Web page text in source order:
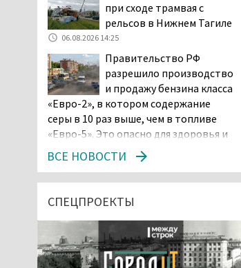
при сходе трамвая с
рельсов в Нижнем Тагиле
06.08.2026 14:25
Правительство РФ
разрешило производство
и продажу бензина класса
«Евро-2», в котором содержание
серы в 10 раз выше, чем в топливе
«Евро-5». Это опасно для здоровья и
повышает износ автомобиля
06.08.2026 13:53
В Детской городской
больнице № 3 Нижнего
обвинения родителей, которые
заявили, что их дочь в палате
покусала бельевая вошь
ВСЕ НОВОСТИ
СПЕЦПРОЕКТЫ